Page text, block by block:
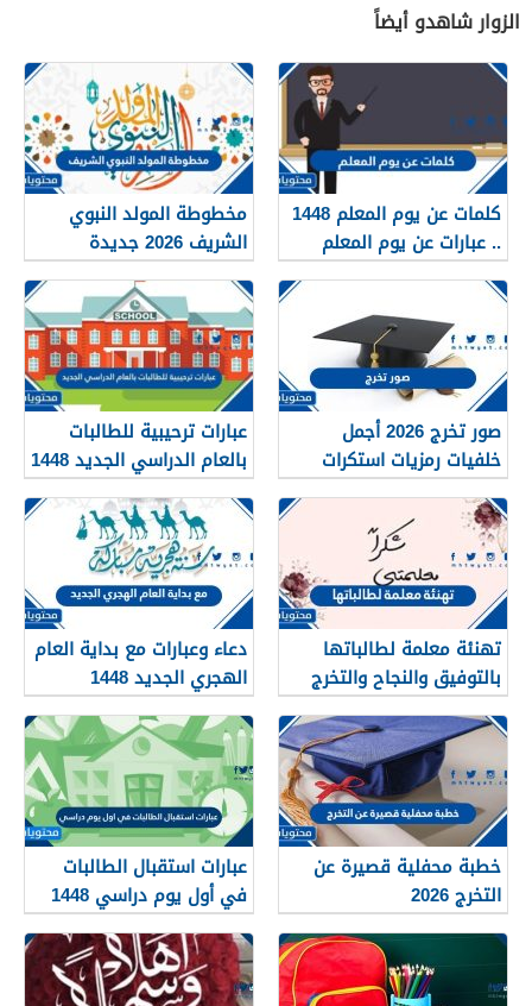
الزوار شاهدو أيضاً
كلمات عن يوم المعلم 1448
.. عبارات عن يوم المعلم
مكتوبة 1448
مخطوطة المولد النبوي
الشريف 2026 جديدة
صور تخرج 2026 أجمل
خلفيات رمزيات استكرات
مبروك التخرج 1448
عبارات ترحيبية للطالبات
بالعام الدراسي الجديد 1448
بالصور
تهنئة معلمة لطالباتها
بالتوفيق والنجاح والتخرج
2026
دعاء وعبارات مع بداية العام
الهجري الجديد 1448
خطبة محفلية قصيرة عن
التخرج 2026
عبارات استقبال الطالبات
في أول يوم دراسي 1448